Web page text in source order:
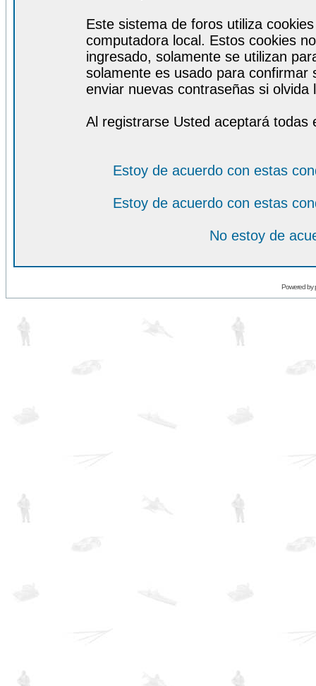
Este sistema de foros utiliza
computadora local. Estos cookies
ingresado, solamente se utilizan
solamente es usado para
enviar nuevas contraseñas si olvida
Al registrarse Usted aceptará todas
Estoy de acuerdo con estas
Estoy de acuerdo con estas
No estoy de
Powered by